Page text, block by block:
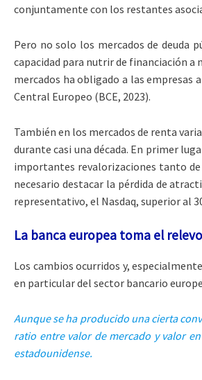
conjuntamente con los restantes
Pero no solo los mercados de deuda
capacidad para nutrir de financiación
mercados ha obligado a las empresas
Central Europeo (BCE, 2023).
También en los mercados de renta
durante casi una década. En primer
importantes revalorizaciones tanto de
necesario destacar la pérdida de
representativo, el Nasdaq, superior al
La banca europea toma el
Los cambios ocurridos y,
en particular del sector bancario
Aunque se ha producido una cierta
ratio entre valor de mercado y valor
estadounidense.